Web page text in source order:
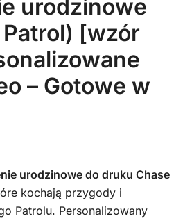
urodzinowe
[wzór
– Gotowe w
urodzinowe do druku Chase
kochają przygody i
Patrolu. Personalizowany